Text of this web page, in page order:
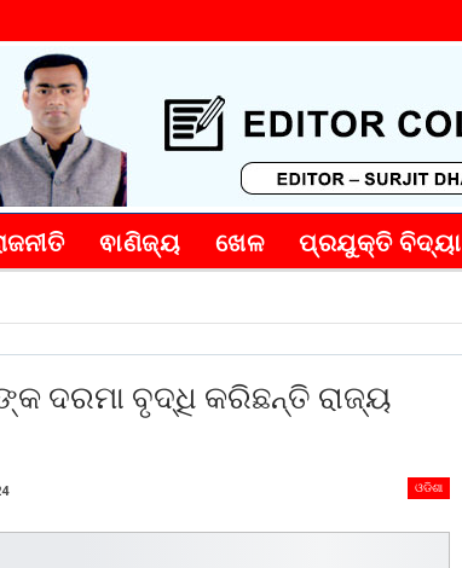
ଵାଣିଜ୍ୟ ଖେଳ ପ୍ରଯୁକ୍ତି ବିଦ୍ୟା
ଦରମା ବୃଦ୍ଧି କରିଛନ୍ତି ରାଜ୍ୟ
ଓଡିଶା